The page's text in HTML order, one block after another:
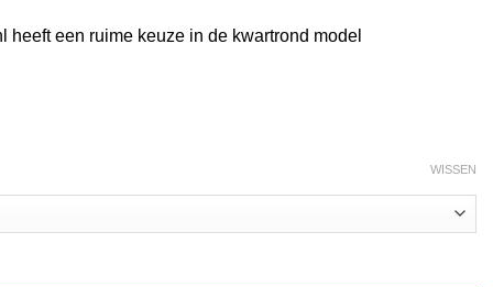
een ruime keuze in de kwartrond model
WISSEN